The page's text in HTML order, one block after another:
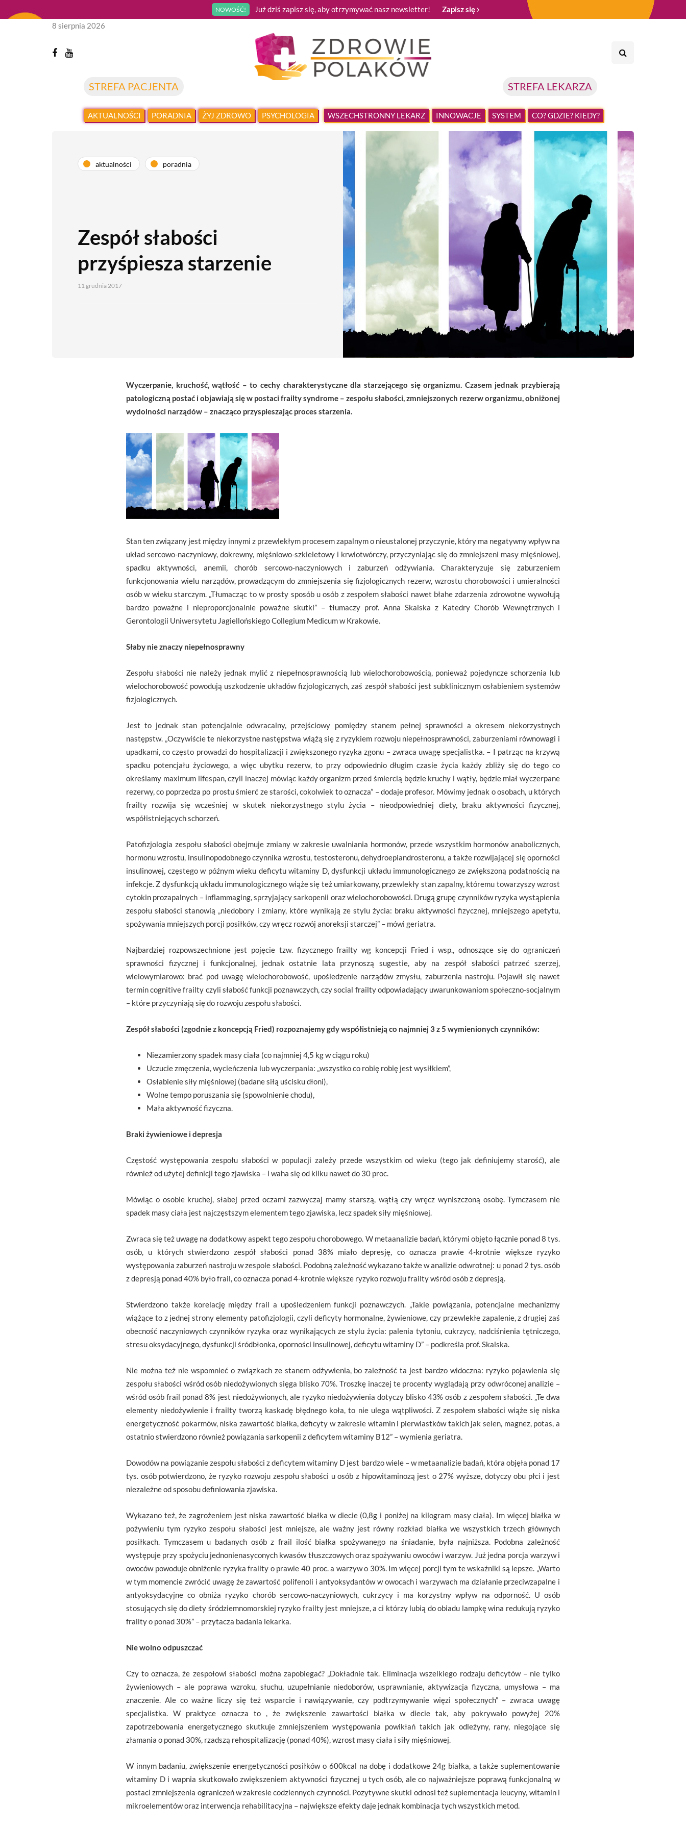
NOWOŚĆ! Już dziś zapisz się, aby otrzymywać nasz newsletter! Zapisz się
STREFA PACJENTA STREFA LEKARZA
8 sierpnia 2026
AKTUALNOŚCI PORADNIA ŻYJ ZDROWO PSYCHOLOGIA WSZECHSTRONNY LEKARZ INNOWACJE SYSTEM CO? GDZIE? KIEDY?
aktualności poradnia
Zespół słabości
przyśpiesza starzenie
11 grudnia 2017
Wyczerpanie, kruchość, wątłość – to cechy charakterystyczne dla starzejącego się organizmu. Czasem jednak przybierają
patologiczną postać i objawiają się w postaci frailty syndrome – zespołu słabości, zmniejszonych rezerw organizmu, obniżonej
wydolności narządów – znacząco przyspieszając proces starzenia.
Stan ten związany jest między innymi z przewlekłym procesem zapalnym o nieustalonej przyczynie, który ma negatywny wpływ na
układ sercowo-naczyniowy, dokrewny, mięśniowo-szkieletowy i krwiotwórczy, przyczyniając się do zmniejszeni masy mięśniowej,
spadku aktywności, anemii, chorób sercowo-naczyniowych i zaburzeń odżywiania. Charakteryzuje się zaburzeniem
funkcjonowania wielu narządów, prowadzącym do zmniejszenia się fizjologicznych rezerw, wzrostu chorobowości i umieralności
osób w wieku starczym. „Tłumacząc to w prosty sposób u osób z zespołem słabości nawet błahe zdarzenia zdrowotne wywołują
bardzo poważne i nieproporcjonalnie poważne skutki” – tłumaczy prof. Anna Skalska z Katedry Chorób Wewnętrznych i
Gerontologii Uniwersytetu Jagiellońskiego Collegium Medicum w Krakowie.
Słaby nie znaczy niepełnosprawny
Zespołu słabości nie należy jednak mylić z niepełnosprawnością lub wielochorobowością, ponieważ pojedyncze schorzenia lub
wielochorobowość powodują uszkodzenie układów fizjologicznych, zaś zespół słabości jest subklinicznym osłabieniem systemów
fizjologicznych.
Jest to jednak stan potencjalnie odwracalny, przejściowy pomiędzy stanem pełnej sprawności a okresem niekorzystnych
następstw. „Oczywiście te niekorzystne następstwa wiążą się z ryzykiem rozwoju niepełnosprawności, zaburzeniami równowagi i
upadkami, co często prowadzi do hospitalizacji i zwiększonego ryzyka zgonu – zwraca uwagę specjalistka. – I patrząc na krzywą
spadku potencjału życiowego, a więc ubytku rezerw, to przy odpowiednio długim czasie życia każdy zbliży się do tego co
określamy maximum lifespan, czyli inaczej mówiąc każdy organizm przed śmiercią będzie kruchy i wątły, będzie miał wyczerpane
rezerwy, co poprzedza po prostu śmierć ze starości, cokolwiek to oznacza” – dodaje profesor. Mówimy jednak o osobach, u których
frailty rozwija się wcześniej w skutek niekorzystnego stylu życia – nieodpowiedniej diety, braku aktywności fizycznej,
współistniejących schorzeń.
Patofizjologia zespołu słabości obejmuje zmiany w zakresie uwalniania hormonów, przede wszystkim hormonów anabolicznych,
hormonu wzrostu, insulinopodobnego czynnika wzrostu, testosteronu, dehydroepiandrosteronu, a także rozwijającej się oporności
insulinowej, częstego w późnym wieku deficytu witaminy D, dysfunkcji układu immunologicznego ze zwiększoną podatnością na
infekcje. Z dysfunkcją układu immunologicznego wiąże się też umiarkowany, przewlekły stan zapalny, któremu towarzyszy wzrost
cytokin prozapalnych – inflammaging, sprzyjający sarkopenii oraz wielochorobowości. Drugą grupę czynników ryzyka wystąpienia
zespołu słabości stanowią „niedobory i zmiany, które wynikają ze stylu życia: braku aktywności fizycznej, mniejszego apetytu,
spożywania mniejszych porcji posiłków, czy wręcz rozwój anoreksji starczej” – mówi geriatra.
Najbardziej rozpowszechnione jest pojęcie tzw. fizycznego frailty wg koncepcji Fried i wsp., odnoszące się do ograniczeń
sprawności fizycznej i funkcjonalnej, jednak ostatnie lata przynoszą sugestie, aby na zespół słabości patrzeć szerzej,
wielowymiarowo: brać pod uwagę wielochorobowość, upośledzenie narządów zmysłu, zaburzenia nastroju. Pojawił się nawet
termin cognitive frailty czyli słabość funkcji poznawczych, czy social frailty odpowiadający uwarunkowaniom społeczno-socjalnym
– które przyczyniają się do rozwoju zespołu słabości.
Zespół słabości (zgodnie z koncepcją Fried) rozpoznajemy gdy współistnieją co najmniej 3 z 5 wymienionych czynników:
Niezamierzony spadek masy ciała (co najmniej 4,5 kg w ciągu roku)
Uczucie zmęczenia, wycieńczenia lub wyczerpania: „wszystko co robię robię jest wysiłkiem”,
Osłabienie siły mięśniowej (badane siłą uścisku dłoni),
Wolne tempo poruszania się (spowolnienie chodu),
Mała aktywność fizyczna.
Braki żywieniowe i depresja
Częstość występowania zespołu słabości w populacji zależy przede wszystkim od wieku (tego jak definiujemy starość), ale
również od użytej definicji tego zjawiska – i waha się od kilku nawet do 30 proc.
Mówiąc o osobie kruchej, słabej przed oczami zazwyczaj mamy starszą, wątłą czy wręcz wyniszczoną osobę. Tymczasem nie
spadek masy ciała jest najczęstszym elementem tego zjawiska, lecz spadek siły mięśniowej.
Zwraca się też uwagę na dodatkowy aspekt tego zespołu chorobowego. W metaanalizie badań, którymi objęto łącznie ponad 8 tys.
osób, u których stwierdzono zespół słabości ponad 38% miało depresję, co oznacza prawie 4-krotnie większe ryzyko
występowania zaburzeń nastroju w zespole słabości. Podobną zależność wykazano także w analizie odwrotnej: u ponad 2 tys. osób
z depresją ponad 40% było frail, co oznacza ponad 4-krotnie większe ryzyko rozwoju frailty wśród osób z depresją.
Stwierdzono także korelację między frail a upośledzeniem funkcji poznawczych. „Takie powiązania, potencjalne mechanizmy
wiążące to z jednej strony elementy patofizjologii, czyli deficyty hormonalne, żywieniowe, czy przewlekłe zapalenie, z drugiej zaś
obecność naczyniowych czynników ryzyka oraz wynikających ze stylu życia: palenia tytoniu, cukrzycy, nadciśnienia tętniczego,
stresu oksydacyjnego, dysfunkcji śródbłonka, oporności insulinowej, deficytu witaminy D” – podkreśla prof. Skalska.
Nie można też nie wspomnieć o związkach ze stanem odżywienia, bo zależność ta jest bardzo widoczna: ryzyko pojawienia się
zespołu słabości wśród osób niedożywionych sięga blisko 70%. Troszkę inaczej te procenty wyglądają przy odwróconej analizie –
wśród osób frail ponad 8% jest niedożywionych, ale ryzyko niedożywienia dotyczy blisko 43% osób z zespołem słabości. „Te dwa
elementy niedożywienie i frailty tworzą kaskadę błędnego koła, to nie ulega wątpliwości. Z zespołem słabości wiąże się niska
energetyczność pokarmów, niska zawartość białka, deficyty w zakresie witamin i pierwiastków takich jak selen, magnez, potas, a
ostatnio stwierdzono również powiązania sarkopenii z deficytem witaminy B12” – wymienia geriatra.
Dowodów na powiązanie zespołu słabości z deficytem witaminy D jest bardzo wiele – w metaanalizie badań, która objęła ponad 17
tys. osób potwierdzono, że ryzyko rozwoju zespołu słabości u osób z hipowitaminozą jest o 27% wyższe, dotyczy obu płci i jest
niezależne od sposobu definiowania zjawiska.
Wykazano też, że zagrożeniem jest niska zawartość białka w diecie (0,8g i poniżej na kilogram masy ciała). Im więcej białka w
pożywieniu tym ryzyko zespołu słabości jest mniejsze, ale ważny jest równy rozkład białka we wszystkich trzech głównych
posiłkach. Tymczasem u badanych osób z frail ilość białka spożywanego na śniadanie, była najniższa. Podobna zależność
występuje przy spożyciu jednonienasyconych kwasów tłuszczowych oraz spożywaniu owoców i warzyw. Już jedna porcja warzyw i
owoców powoduje obniżenie ryzyka frailty o prawie 40 proc. a warzyw o 30%. Im więcej porcji tym te wskaźniki są lepsze. „Warto
w tym momencie zwrócić uwagę że zawartość polifenoli i antyoksydantów w owocach i warzywach ma działanie przeciwzapalne i
antyoksydacyjne co obniża ryzyko chorób sercowo-naczyniowych, cukrzycy i ma korzystny wpływ na odporność. U osób
stosujących się do diety śródziemnomorskiej ryzyko frailty jest mniejsze, a ci którzy lubią do obiadu lampkę wina redukują ryzyko
frailty o ponad 30%” – przytacza badania lekarka.
Nie wolno odpuszczać
Czy to oznacza, że zespołowi słabości można zapobiegać? „Dokładnie tak. Eliminacja wszelkiego rodzaju deficytów – nie tylko
żywieniowych – ale poprawa wzroku, słuchu, uzupełnianie niedoborów, usprawnianie, aktywizacja fizyczna, umysłowa – ma
znaczenie. Ale co ważne liczy się też wsparcie i nawiązywanie, czy podtrzymywanie więzi społecznych” – zwraca uwagę
specjalistka. W praktyce oznacza to , że zwiększenie zawartości białka w diecie tak, aby pokrywało powyżej 20%
zapotrzebowania energetycznego skutkuje zmniejszeniem występowania powikłań takich jak odleżyny, rany, niegojące się
złamania o ponad 30%, rzadszą rehospitalizację (ponad 40%), wzrost masy ciała i siły mięśniowej.
W innym badaniu, zwiększenie energetyczności posiłków o 600kcal na dobę i dodatkowe 24g białka, a także suplementowanie
witaminy D i wapnia skutkowało zwiększeniem aktywności fizycznej u tych osób, ale co najważniejsze poprawą funkcjonalną w
postaci zmniejszenia ograniczeń w zakresie codziennych czynności. Pozytywne skutki odnosi też suplementacja leucyny, witamin i
mikroelementów oraz interwencja rehabilitacyjna – największe efekty daje jednak kombinacja tych wszystkich metod.